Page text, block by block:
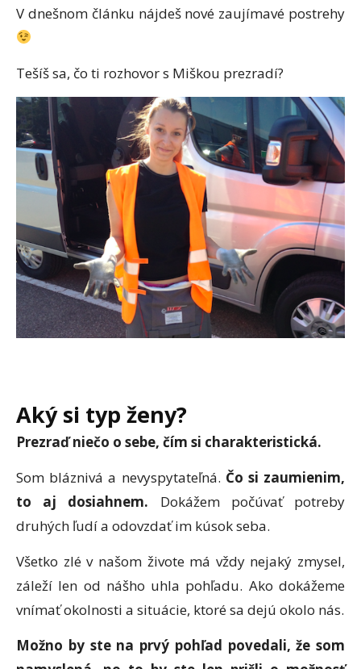
V dnešnom článku nájdeš nové zaujímavé postrehy
Tešíš sa, čo ti rozhovor s Miškou prezradí?
Aký si typ ženy?
Prezraď niečo o sebe, čím si charakteristická.
Som bláznivá a nevyspytateľná. Čo si zaumienim,
to aj dosiahnem. Dokážem počúvať potreby
druhých ľudí a odovzdať im kúsok seba.
Všetko zlé v našom živote má vždy nejaký zmysel,
záleží len od nášho uhla pohľadu. Ako dokážeme
vnímať okolnosti a situácie, ktoré sa dejú okolo nás.
Možno by ste na prvý pohľad povedali, že som